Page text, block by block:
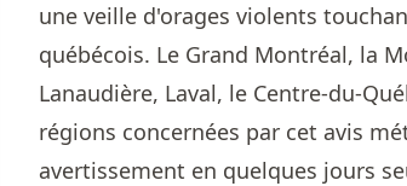
une veille d'orages violents
québécois. Le Grand Montréal, la
Lanaudière, Laval, le Centre-du-
régions concernées par cet avis
avertissement en quelques jours